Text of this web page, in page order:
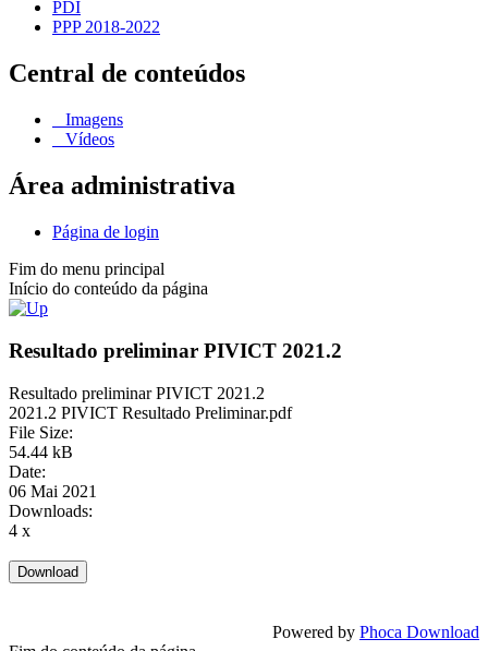
PDI
PPP 2018-2022
Central de conteúdos
Imagens
Vídeos
Área administrativa
Página de login
Fim do menu principal
Início do conteúdo da página
Resultado preliminar PIVICT 2021.2
Resultado preliminar PIVICT 2021.2
2021.2 PIVICT Resultado Preliminar.pdf
File Size:
54.44 kB
Date:
06 Mai 2021
Downloads:
4 x
Powered by Phoca Download